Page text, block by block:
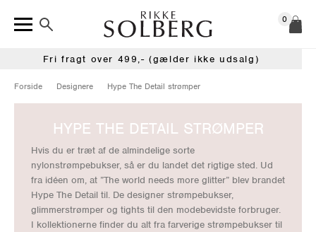
0
Fri fragt over 499,- (gælder ikke udsalg)
Forside Designere Hype The Detail strømper
HYPE THE DETAIL STRØMPER
Hvis du er træt af de almindelige sorte
nylonstrømpebukser, så er du landet det rigtige sted. Ud
fra idéen om, at ”The world needs more glitter” blev brandet
Hype The Detail til. De designer strømpebukser,
glimmerstrømper og tights til den modebevidste forbruger.
I kollektionerne finder du alt fra farverige strømpebukser til